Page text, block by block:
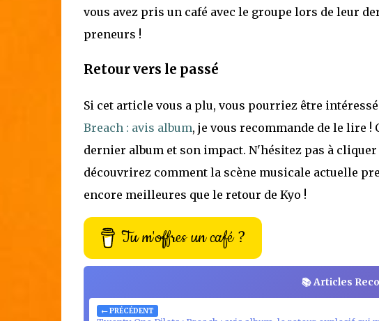
vous avez pris un café avec le groupe lors de leur
preneurs !
Retour vers le passé
Si cet article vous a plu, vous pourriez être
Breach : avis album, je vous recommande de le lire
dernier album et son impact. N'hésitez pas à
découvrirez comment la scène musicale actuelle
encore meilleures que le retour de Kyo !
Tu m'offres un café ?
📚 Articles
← PRÉCÉDENT